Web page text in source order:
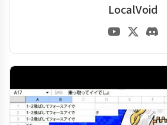
LocalVoid